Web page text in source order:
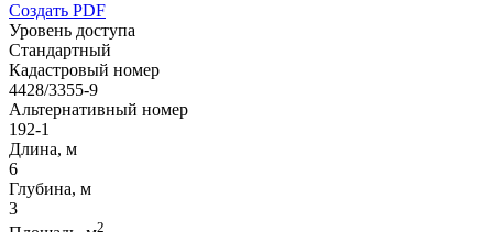
Создать PDF
Уровень доступа
Стандартный
Кадастровый номер
4428/3355-9
Альтернативный номер
192-1
Длина, м
6
Глубина, м
3
2